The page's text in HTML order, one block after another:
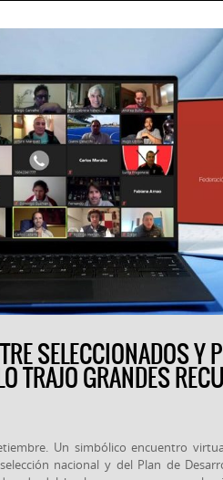
SELECCIONADOS Y
TRAJO GRANDES
Un simbólico encuentro
nacional y del Plan de